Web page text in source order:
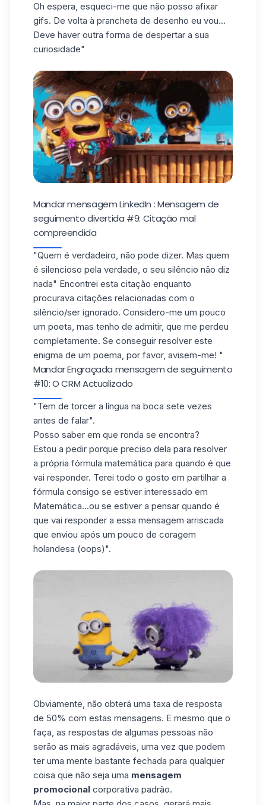
Oh espera, esqueci-me que não posso afixar
gifs. De volta à prancheta de desenho eu vou...
Deve haver outra forma de despertar a sua
curiosidade"
Mandar mensagem LinkedIn : Mensagem de
seguimento divertida #9: Citação mal
compreendida
"Quem é verdadeiro, não pode dizer. Mas quem
é silencioso pela verdade, o seu silêncio não diz
nada" Encontrei esta citação enquanto
procurava citações relacionadas com o
silêncio/ser ignorado. Considero-me um pouco
um poeta, mas tenho de admitir, que me perdeu
completamente. Se conseguir resolver este
enigma de um poema, por favor, avisem-me! "
Mandar Engraçada mensagem de seguimento
#10: O CRM Actualizado
"Tem de torcer a língua na boca sete vezes
antes de falar".
Posso saber em que ronda se encontra?
Estou a pedir porque preciso dela para resolver
a própria fórmula matemática para quando é que
vai responder. Terei todo o gosto em partilhar a
fórmula consigo se estiver interessado em
Matemática...ou se estiver a pensar quando é
que vai responder a essa mensagem arriscada
que enviou após um pouco de coragem
holandesa (oops)".
Obviamente, não obterá uma taxa de resposta
de 50% com estas mensagens. E mesmo que o
faça, as respostas de algumas pessoas não
serão as mais agradáveis, uma vez que podem
ter uma mente bastante fechada para qualquer
coisa que não seja uma mensagem
promocional corporativa padrão.